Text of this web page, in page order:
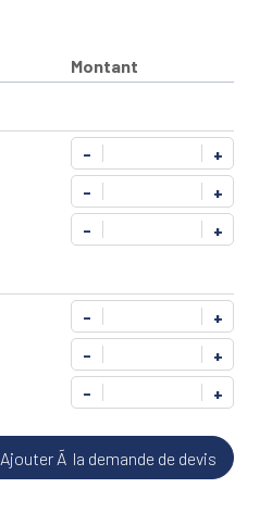
Montant
-
+
-
+
- +
-
+
-
+
- +
Ajouter Ã la demande de devis